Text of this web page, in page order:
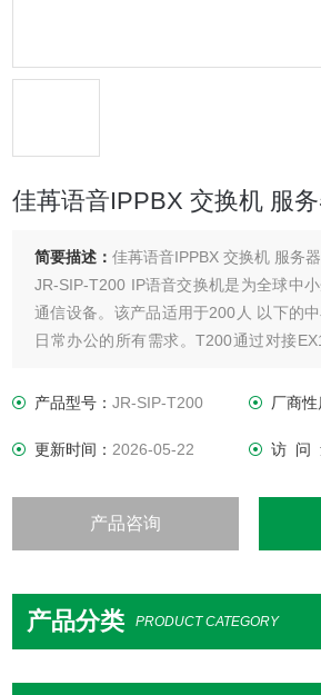
佳苒语音IPPBX 交换机 服
简要描述：佳苒语音IPPBX 交换机 服务
JR-SIP-T200 IP语音交换机是为全球中
通信设备。该产品适用于200人 以下的
日常办公的所有需求。T200通过对接
模拟中继，以及宽带 SIP中继或者专网语
产品型号：JR-SIP-T200 厂商性
更新时间：2026-05-22 访 问
产品咨询
产品分类 PRODUCT CATEGORY